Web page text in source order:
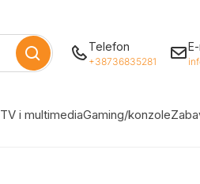
Telefon
+38736835281
TV i multimediaGaming/konzole